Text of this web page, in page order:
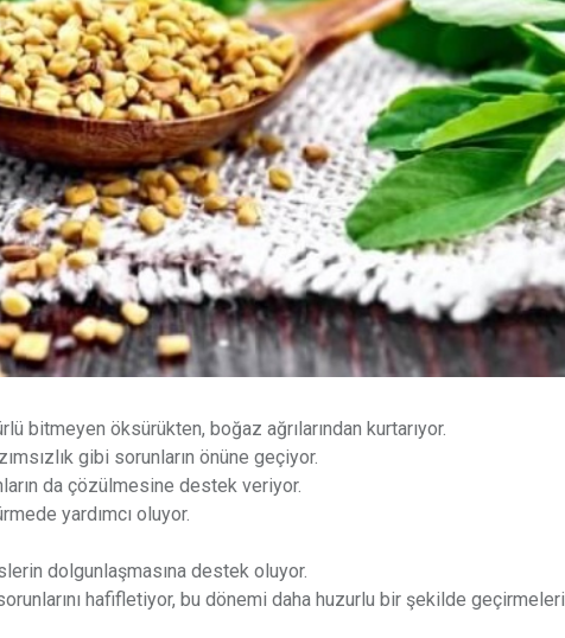
bitmeyen öksürükten, boğaz ağrılarından kurtarıyor.
gibi sorunların önüne geçiyor.
da çözülmesine destek veriyor.
yardımcı oluyor.
dolgunlaşmasına destek oluyor.
hafifletiyor, bu dönemi daha huzurlu bir şekilde